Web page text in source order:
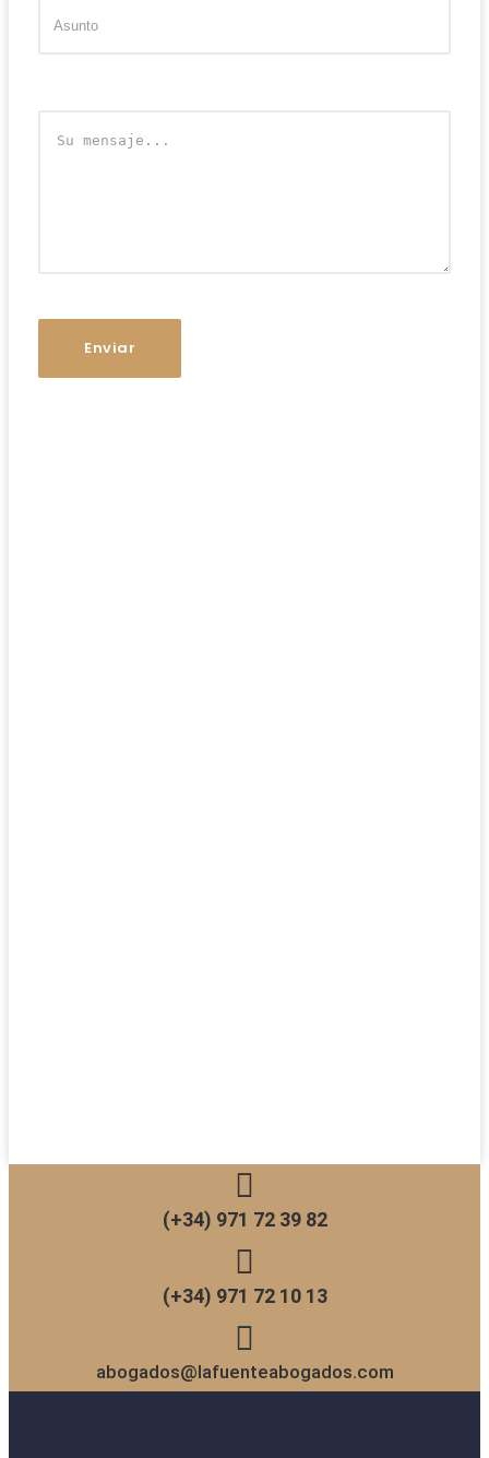
(+34) 971 72 39 82
(+34) 971 72 10 13
abogados@lafuenteabogados.com